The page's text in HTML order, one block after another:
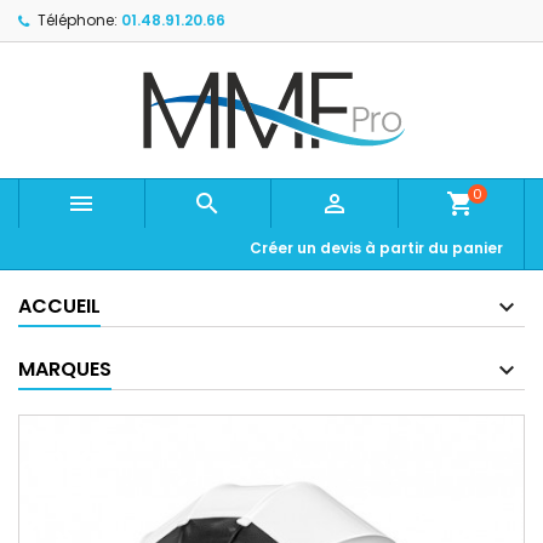
Téléphone: 01.48.91.20.66
   shopping_cart0
Créer un devis à partir du panier
ACCUEIL
MARQUES